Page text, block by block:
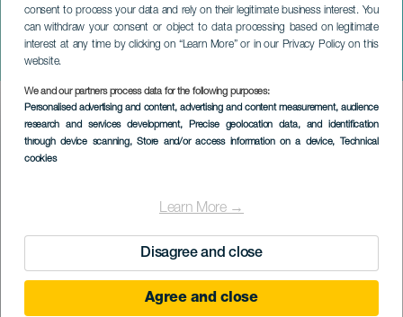
consent to process your data and rely on their legitimate business interest. You
can withdraw your consent or object to data processing based on legitimate
interest at any time by clicking on “Learn More” or in our Privacy Policy on this
website.
We and our partners process data for the following purposes:
Personalised advertising and content, advertising and content measurement, audience
research and services development, Precise geolocation data, and identification
through device scanning, Store and/or access information on a device, Technical
cookies
Learn More →
Disagree and close
Agree and close
Kcor&Rock. Coral San Ginés
ЛАНСАРОТЕ
Imagen
Listado